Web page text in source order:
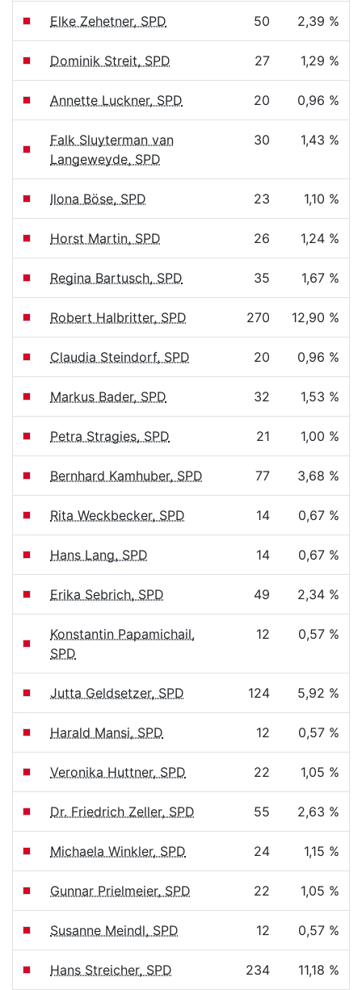
Elke Zehetner, SPD 50 2,39 %
Dominik Streit, SPD 27 1,29 %
Annette Luckner, SPD 20 0,96 %
Falk Sluyterman van
Langeweyde, SPD
30 1,43 %
Ilona Böse, SPD 23 1,10 %
Horst Martin, SPD 26 1,24 %
Regina Bartusch, SPD 35 1,67 %
Robert Halbritter, SPD 270 12,90 %
Claudia Steindorf, SPD 20 0,96 %
Markus Bader, SPD 32 1,53 %
Petra Stragies, SPD 21 1,00 %
Bernhard Kamhuber, SPD 77 3,68 %
Rita Weckbecker, SPD 14 0,67 %
Hans Lang, SPD 14 0,67 %
Erika Sebrich, SPD 49 2,34 %
Konstantin Papamichail,
SPD
12 0,57 %
Jutta Geldsetzer, SPD 124 5,92 %
Harald Mansi, SPD 12 0,57 %
Veronika Huttner, SPD 22 1,05 %
Dr. Friedrich Zeller, SPD 55 2,63 %
Michaela Winkler, SPD 24 1,15 %
Gunnar Prielmeier, SPD 22 1,05 %
Susanne Meindl, SPD 12 0,57 %
Hans Streicher, SPD 234 11,18 %